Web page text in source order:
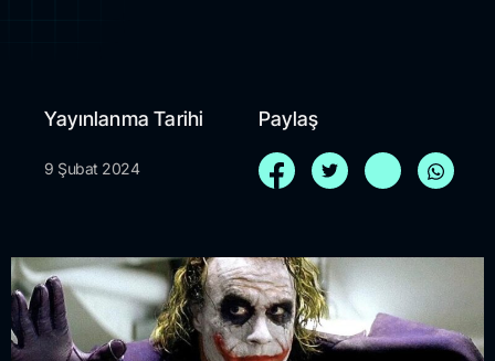
Yayınlanma Tarihi
9 Şubat 2024
Paylaş